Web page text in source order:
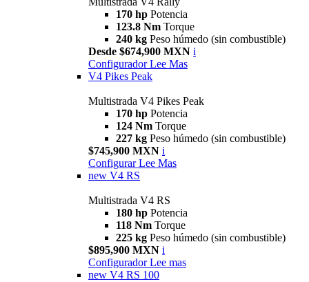
170 hp Potencia
123.8 Nm Torque
240 kg Peso húmedo (sin combustible)
Desde $674,900 MXN i
Configurador Lee Mas
V4 Pikes Peak
Multistrada V4 Pikes Peak
170 hp Potencia
124 Nm Torque
227 kg Peso húmedo (sin combustible)
$745,900 MXN i
Configurar Lee Mas
new V4 RS
Multistrada V4 RS
180 hp Potencia
118 Nm Torque
225 kg Peso húmedo (sin combustible)
$895,900 MXN i
Configurador Lee mas
new V4 RS 100